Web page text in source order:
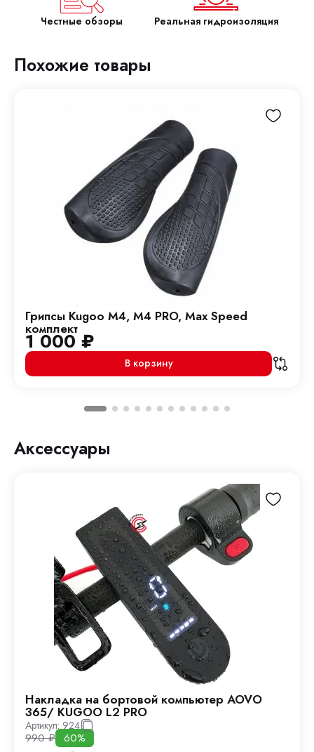
Честные обзоры Реальная гидроизоляция
Похожие товары
Грипсы Kugoo M4, M4 PRO, Max Speed
комплект
1 000₽
В корзину
Аксессуары
Накладка на бортовой компьютер AOVO
365/ KUGOO L2 PRO
Артикул: 924
990₽ 60%